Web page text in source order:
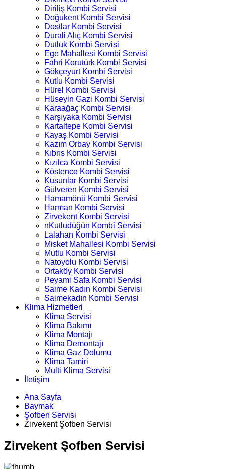
Diriliş Kombi Servisi
Doğukent Kombi Servisi
Dostlar Kombi Servisi
Durali Alıç Kombi Servisi
Dutluk Kombi Servisi
Ege Mahallesi Kombi Servisi
Fahri Korutürk Kombi Servisi
Gökçeyurt Kombi Servisi
Kutlu Kombi Servisi
Hürel Kombi Servisi
Hüseyin Gazi Kombi Servisi
Karaağaç Kombi Servisi
Karşıyaka Kombi Servisi
Kartaltepe Kombi Servisi
Kayaş Kombi Servisi
Kazım Orbay Kombi Servisi
Kıbrıs Kombi Servisi
Kızılca Kombi Servisi
Köstence Kombi Servisi
Kusunlar Kombi Servisi
Gülveren Kombi Servisi
Hamamönü Kombi Servisi
Harman Kombi Servisi
Zirvekent Kombi Servisi
nKutludüğün Kombi Servisi
Lalahan Kombi Servisi
Misket Mahallesi Kombi Servisi
Mutlu Kombi Servisi
Natoyolu Kombi Servisi
Ortaköy Kombi Servisi
Peyami Safa Kombi Servisi
Saime Kadın Kombi Servisi
Saimekadın Kombi Servisi
Klima Hizmetleri
Klima Servisi
Klima Bakımı
Klima Montajı
Klima Demontajı
Klima Gaz Dolumu
Klima Tamiri
Multi Klima Servisi
İletişim
Ana Sayfa
Baymak
Şofben Servisi
Zirvekent Şofben Servisi
Zirvekent Şofben Servisi